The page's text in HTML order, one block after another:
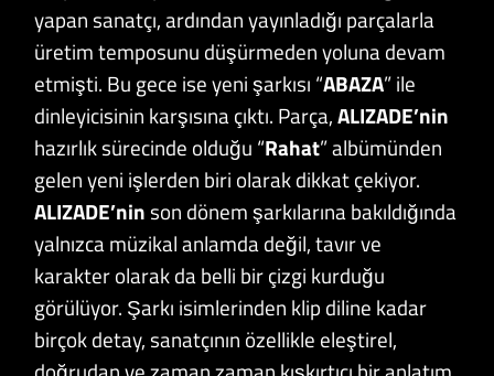
yapan sanatçı, ardından yayınladığı parçalarla
üretim temposunu düşürmeden yoluna devam
etmişti. Bu gece ise yeni şarkısı “ABAZA” ile
dinleyicisinin karşısına çıktı. Parça,ALIZADE’nin
hazırlık sürecinde olduğu “Rahat” albümünden
gelen yeni işlerden biri olarak dikkat çekiyor.
ALIZADE’nin son dönem şarkılarına bakıldığında
yalnızca müzikal anlamda değil, tavır ve
karakter olarak da belli bir çizgi kurduğu
görülüyor. Şarkı isimlerinden klip diline kadar
birçok detay, sanatçının özellikle eleştirel,